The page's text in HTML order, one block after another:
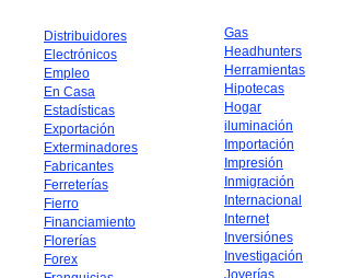
Distribuidores
Electrónicos
Empleo
En Casa
Estadísticas
Exportación
Exterminadores
Fabricantes
Ferreterías
Fierro
Financiamiento
Florerías
Forex
Gas
Headhunters
Herramientas
Hipotecas
Hogar
iluminación
Importación
Impresión
Inmigración
Internacional
Internet
Inversiónes
Investigación
Joyerías